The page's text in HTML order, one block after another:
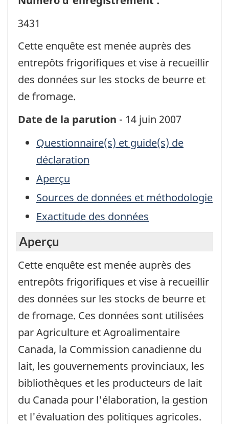
3431
Cette enquête est menée auprès des
entrepôts frigorifiques et vise à recueillir
des données sur les stocks de beurre et
de fromage.
Date de la parution - 14 juin 2007
Questionnaire(s) et guide(s) de
déclaration
Aperçu
Sources de données et méthodologie
Exactitude des données
Aperçu
Cette enquête est menée auprès des
entrepôts frigorifiques et vise à recueillir
des données sur les stocks de beurre et
de fromage. Ces données sont utilisées
par Agriculture et Agroalimentaire
Canada, la Commission canadienne du
lait, les gouvernements provinciaux, les
bibliothèques et les producteurs de lait
du Canada pour l'élaboration, la gestion
et l'évaluation des politiques agricoles.